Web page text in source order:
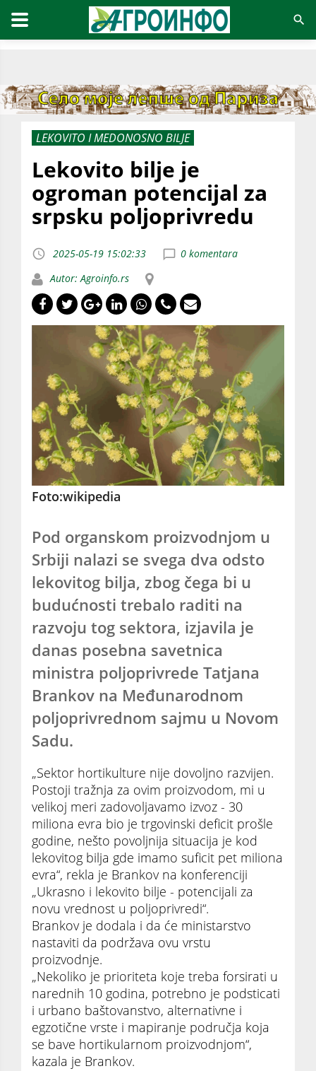
LEKOVITO I MEDONOSNO BILJE
Lekovito bilje je
ogroman potencijal za
srpsku poljoprivredu
2025-05-19 15:02:33
0 komentara
Autor: Agroinfo.rs
Foto:wikipedia
Pod organskom proizvodnjom u
Srbiji nalazi se svega dva odsto
lekovitog bilja, zbog čega bi u
budućnosti trebalo raditi na
razvoju tog sektora, izjavila je
danas posebna savetnica
ministra poljoprivrede Tatjana
Brankov na Međunarodnom
poljoprivrednom sajmu u Novom
Sadu.
„Sektor hortikulture nije dovoljno razvijen.
Postoji tražnja za ovim proizvodom, mi u
velikoj meri zadovoljavamo izvoz - 30
miliona evra bio je trgovinski deficit prošle
godine, nešto povoljnija situacija je kod
lekovitog bilja gde imamo suficit pet miliona
evra“, rekla je Brankov na konferenciji
„Ukrasno i lekovito bilje - potencijali za
novu vrednost u poljoprivredi“.
Brankov je dodala i da će ministarstvo
nastaviti da podržava ovu vrstu
proizvodnje.
„Nekoliko je prioriteta koje treba forsirati u
narednih 10 godina, potrebno je podsticati
i urbano baštovanstvo, alternativne i
egzotične vrste i mapiranje područja koja
se bave hortikularnom proizvodnjom“,
kazala je Brankov.